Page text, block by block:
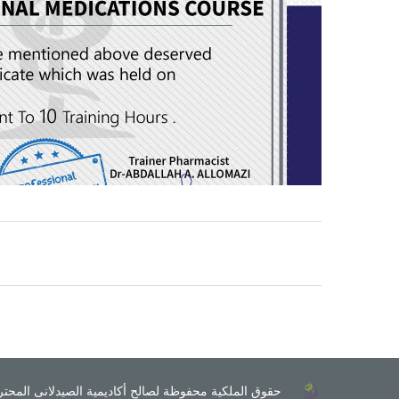
حقوق الملكية محفوظة لصالح أكاديمية الصيدلانى